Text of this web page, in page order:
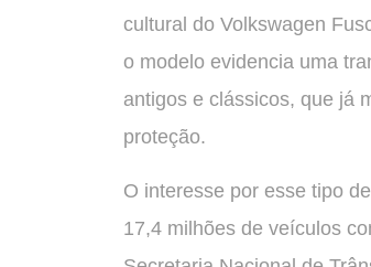
cultural do Volkswagen
o modelo evidencia uma
antigos e clássicos, que já
proteção.
O interesse por esse tipo
17,4 milhões de veículos